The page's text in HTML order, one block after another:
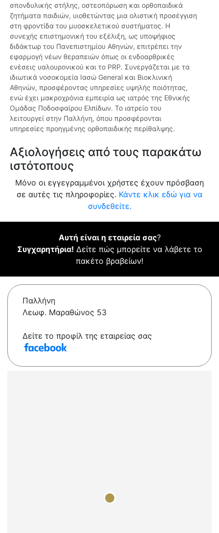
σπονδυλικής στήλης, οστεοπόρωση και ορθοπαιδικά
ζητήματα παιδιών, υιοθετώντας μια ολιστική προσέγγιση
στη φροντίδα του μυοσκελετικού συστήματος. Η
συνεχής επιστημονική του εξέλιξη, ως υποψήφιος
διδάκτωρ του Πανεπιστημίου Αθηνών, επιτρέπει την
εφαρμογή νέων θεραπειών όπως οι ενδοαρθρικές
ενέσεις υαλουρονικού και το PRP. Συνεργάζεται με τα
ιδιωτικά νοσοκομεία Ιασώ General και Βιοκλινική
Αθηνών, προσφέροντας υπηρεσίες υψηλής ποιότητας,
ενώ έχει μακροχρόνια εμπειρία ως ιατρός της Εθνικής
Ομάδας Ποδοσφαίρου Ελπίδων. Το ιατρείο του
λειτουργεί στην Παλλήνη, όπου προσφέρονται
υπηρεσίες προηγμένης ορθοπαιδικής περίθαλψης.
Αξιολογήσεις από τους παρακάτω
ιστότοπους
Μόνο οι εγγεγραμμένοι χρήστες έχουν πρόσβαση
σε αυτές τις πληροφορίες. Κάντε κλικ εδώ για να
συνδεθείτε.
Αυτή είναι η εταιρεία σας?
Συγχαρητήρια! Δείτε πώς μπορείτε να λάβετε το
πακέτο βραβείων!
Παλλήνη
Λεωφ. Μαραθώνος 53
Δείτε το προφίλ της εταιρείας σας